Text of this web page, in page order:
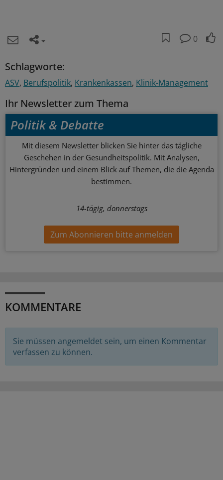
0
Schlagworte:
ASV Berufspolitik Krankenkassen Klinik-Management
Ihr Newsletter zum Thema
Politik & Debatte
Mit diesem Newsletter blicken Sie hinter das tägliche
Geschehen in der Gesundheitspolitik. Mit Analysen,
Hintergründen und einem Blick auf Themen, die die Agenda
bestimmen.
14-tägig, donnerstags
Zum Abonnieren bitte anmelden
KOMMENTARE
Sie müssen angemeldet sein, um einen Kommentar
verfassen zu können.